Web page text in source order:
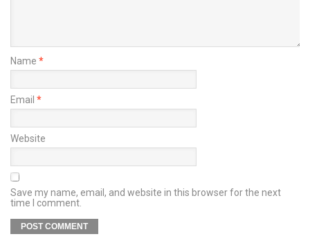
Name *
Email *
Website
Save my name, email, and website in this browser for the next
time I comment.